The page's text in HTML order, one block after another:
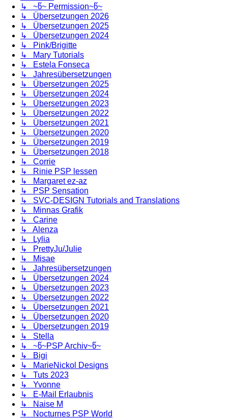
↳ ~წ~ Permission~წ~
↳ Übersetzungen 2026
↳ Übersetzungen 2025
↳ Übersetzungen 2024
↳ Pink/Brigitte
↳ Mary Tutorials
↳ Estela Fonseca
↳ Jahresübersetzungen
↳ Übersetzungen 2025
↳ Übersetzungen 2024
↳ Übersetzungen 2023
↳ Übersetzungen 2022
↳ Übersetzungen 2021
↳ Übersetzungen 2020
↳ Übersetzungen 2019
↳ Übersetzungen 2018
↳ Corrie
↳ Rinie PSP lessen
↳ Margaret ez-az
↳ PSP Sensation
↳ SVC-DESIGN Tutorials and Translations
↳ Minnas Grafik
↳ Carine
↳ Alenza
↳ Lylia
↳ PrettyJu/Julie
↳ Misae
↳ Jahresübersetzungen
↳ Übersetzungen 2024
↳ Übersetzungen 2023
↳ Übersetzungen 2022
↳ Übersetzungen 2021
↳ Übersetzungen 2020
↳ Übersetzungen 2019
↳ Stella
↳ ~წ~PSP Archiv~წ~
↳ Bigi
↳ MarieNickol Designs
↳ Tuts 2023
↳ Yvonne
↳ E-Mail Erlaubnis
↳ Naise M
↳ Nocturnes PSP World